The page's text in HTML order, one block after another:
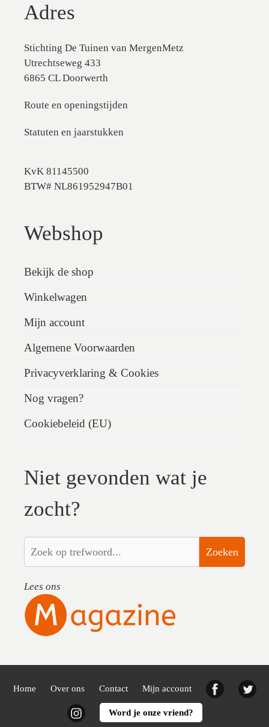
Adres
Stichting De Tuinen van MergenMetz
Utrechtseweg 433
6865 CL Doorwerth
Route en openingstijden
Statuten en jaarstukken
KvK 81145500
BTW# NL861952947B01
Webshop
Bekijk de shop
Winkelwagen
Mijn account
Algemene Voorwaarden
Privacyverklaring & Cookies
Nog vragen?
Cookiebeleid (EU)
Niet gevonden wat je
zocht?
Zoeken
Lees ons
Home Over ons Contact Mijn account Facebook
InstagramWord je onze vriend?